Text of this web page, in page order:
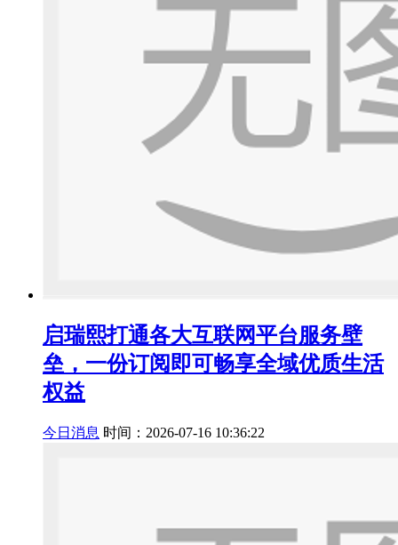
启瑞熙打通各大互联网平台服务壁
垒，一份订阅即可畅享全域优质生活
权益
今日消息 时间：2026-07-16 10:36:22